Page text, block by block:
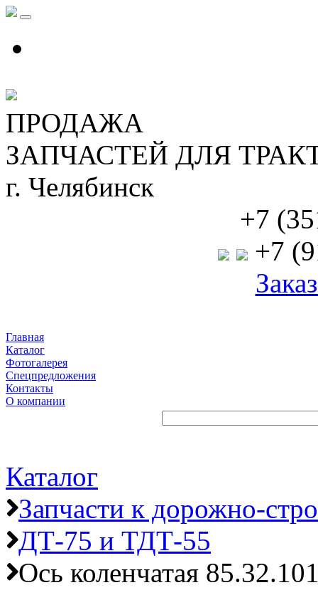
ПРОДАЖА
ЗАПЧАСТЕЙ ДЛЯ
г. Челябинск
+7
+7
Главная
Каталог
Фотогалерея
Спецпредложения
Контакты
О компании
Каталог
Запчасти к дорожно-
ДТ-75 и ТДТ-55
Ось коленчатая